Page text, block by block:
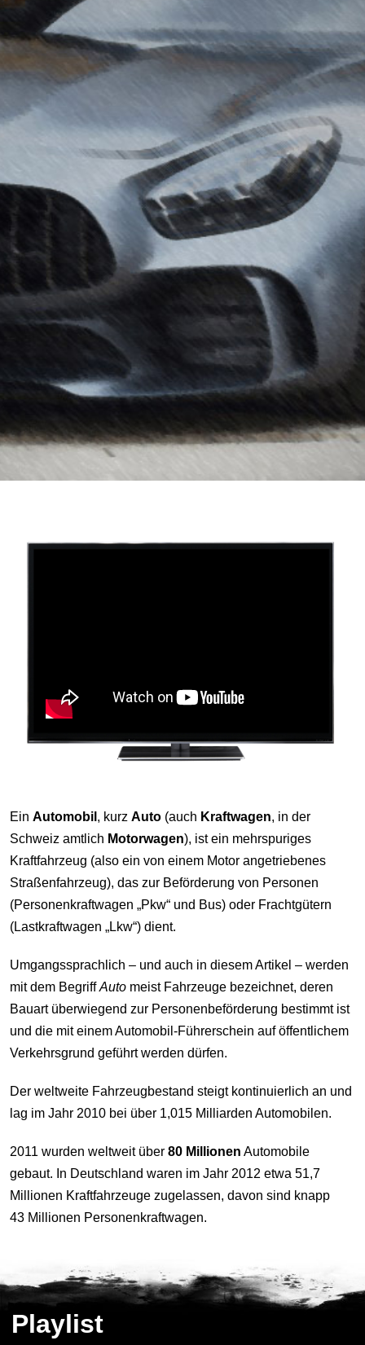
Ein Automobil , kurz Auto (auch Kraftwagen, in der
Schweiz amtlich Motorwagen), ist ein mehrspuriges
Kraftfahrzeug (also ein von einem Motor angetriebenes
Straßenfahrzeug), das zur Beförderung von Personen
(Personenkraftwagen „Pkw“ und Bus) oder Frachtgütern
(Lastkraftwagen „Lkw“) dient.
Umgangssprachlich – und auch in diesem Artikel – werden
mit dem BegriffAuto meist Fahrzeuge bezeichnet, deren
Bauart überwiegend zur Personenbeförderung bestimmt ist
und die mit einem Automobil-Führerschein auf öffentlichem
Verkehrsgrund geführt werden dürfen.
Der weltweite Fahrzeugbestand steigt kontinuierlich an und
lag im Jahr 2010 bei über 1,015 Milliarden Automobilen.
2011 wurden weltweit über 80 Millionen Automobile
gebaut. In Deutschland waren im Jahr 2012 etwa 51,7
Millionen Kraftfahrzeuge zugelassen, davon sind knapp
43 Millionen Personenkraftwagen.
Playlist